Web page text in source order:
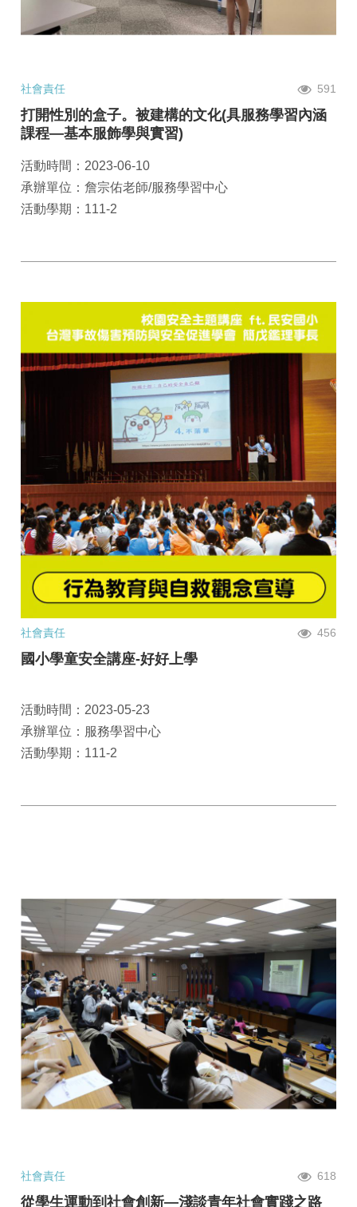
社會責任 591
打開性別的盒子。被建構的文化(具服務學習內涵
課程—基本服飾學與實習)
活動時間：2023-06-10
承辦單位：詹宗佑老師/服務學習中心
活動學期：111-2
社會責任 456
國小學童安全講座-好好上學
活動時間：2023-05-23
承辦單位：服務學習中心
活動學期：111-2
社會責任 618
從學生運動到社會創新—淺談青年社會實踐之路